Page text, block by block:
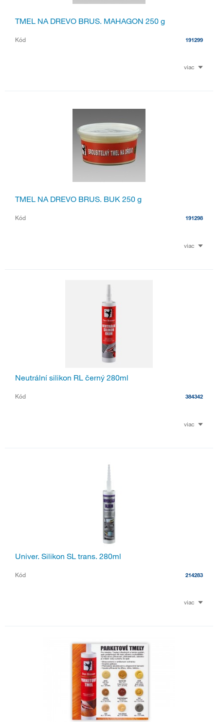
TMEL NA DREVO BRUS. MAHAGON 250 g
Kód 191299
viac
TMEL NA DREVO BRUS. BUK 250 g
Kód 191298
viac
Neutrální silikon RL černý 280ml
Kód 384342
viac
Univer. Silikon SL trans. 280ml
Kód 214283
viac